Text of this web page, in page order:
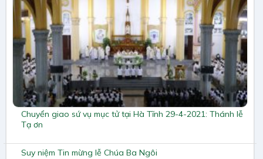
Chuyển giao sứ vụ mục tử tại Hà Tĩnh 29-4-2021: Thánh lễ
Tạ ơn
Suy niệm Tin mừng lễ Chúa Ba Ngôi